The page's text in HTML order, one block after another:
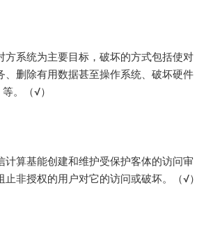
方系统为主要目标，破坏的方式包括使对
、删除有用数据甚至操作系统、破坏硬件
。（√）
计算基能创建和维护受保护客体的访问审
非授权的用户对它的访问或破坏。（√）